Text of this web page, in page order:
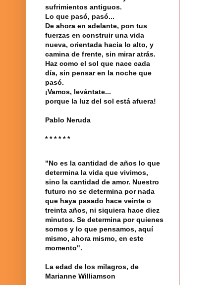
sufrimientos antiguos.
Lo que pasó, pasó...
De ahora en adelante, pon tus
fuerzas en construir una vida
nueva, orientada hacia lo alto, y
camina de frente, sin mirar atrás.
Haz como el sol que nace cada
día, sin pensar en la noche que
pasó.
¡Vamos, levántate...
porque la luz del sol está afuera!
Pablo Neruda
* * * * * *
"No es la cantidad de años lo que
determina la vida que vivimos,
sino la cantidad de amor. Nuestro
futuro no se determina por nada
que haya pasado hace veinte o
treinta años, ni siquiera hace diez
minutos. Se determina por quienes
somos y lo que pensamos, aquí
mismo, ahora mismo, en este
momento".
La edad de los milagros, de
Marianne Williamson